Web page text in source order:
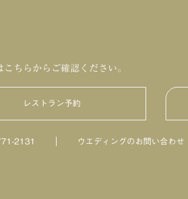
ちらからご確認ください。
レストラン予約
鮨・日本料理「暦」
2131 ウエディングのお問い合わせ